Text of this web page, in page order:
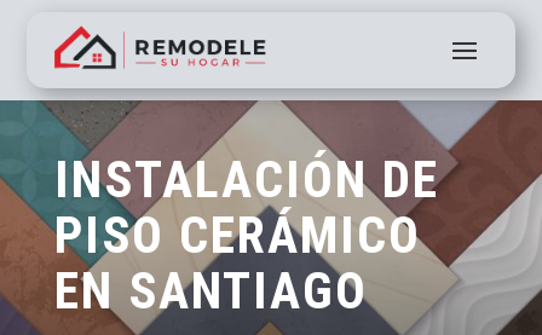
INSTALACIÓN DE
PISO CERÁMICO
EN SANTIAGO